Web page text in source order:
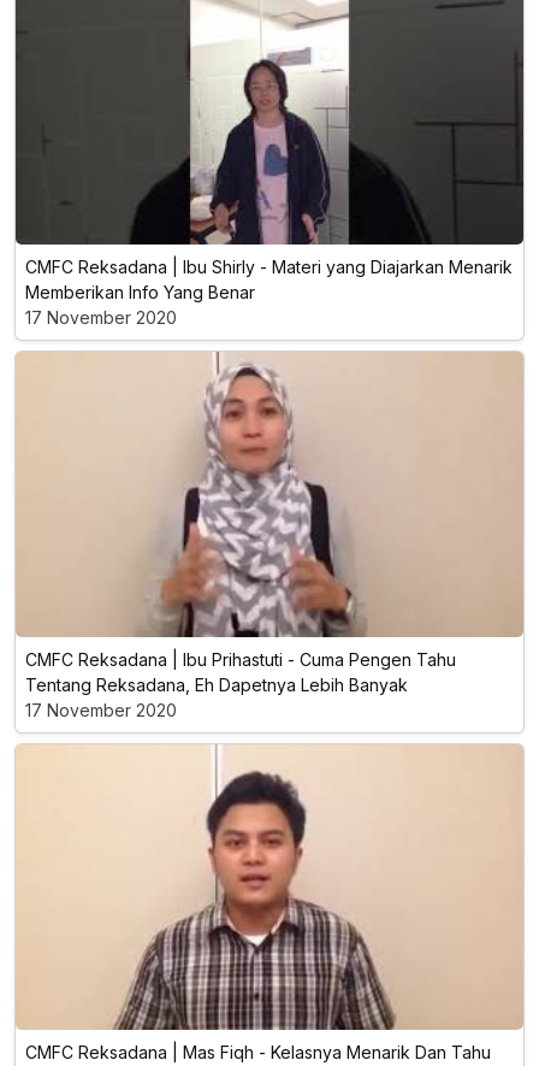
CMFC Reksadana | Ibu Shirly - Materi yang Diajarkan Menarik
Memberikan Info Yang Benar
17 November 2020
CMFC Reksadana | Ibu Prihastuti - Cuma Pengen Tahu
Tentang Reksadana, Eh Dapetnya Lebih Banyak
17 November 2020
CMFC Reksadana | Mas Fiqh - Kelasnya Menarik Dan Tahu